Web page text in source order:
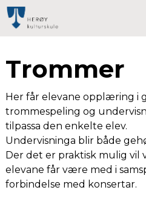
Trommer
Her får elevane opplæring i
trommespeling og
tilpassa den enkelte elev.
Undervisninga blir både
Der det er praktisk mulig vil
elevane får være med i
forbindelse med konsertar.